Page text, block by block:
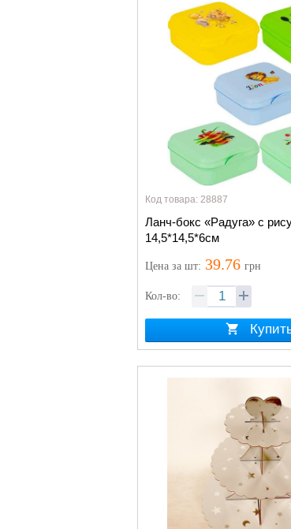
Код товара: 28887
Ланч-бокс «Радуга» с
14,5*14,5*6см
Цена за шт: 39.76 грн
Кол-во: